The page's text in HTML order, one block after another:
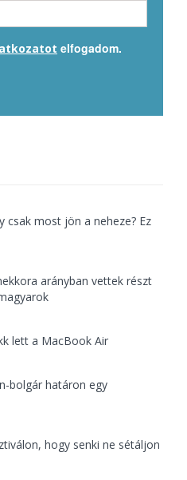
elfogadom.
csak most jön a neheze? Ez
arányban vettek részt
lett a MacBook Air
bolgár határon egy
hogy senki ne sétáljon